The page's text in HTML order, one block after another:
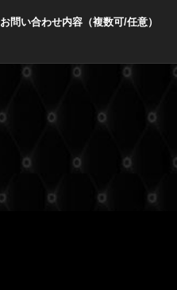
お問い合わせ内容（複数可/任意）